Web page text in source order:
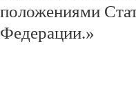
положениями
Федерации.»